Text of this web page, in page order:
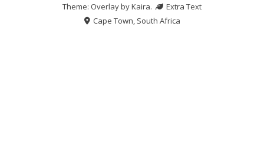
Theme: Overlay byKaira.
Extra Text
Cape Town, South Africa